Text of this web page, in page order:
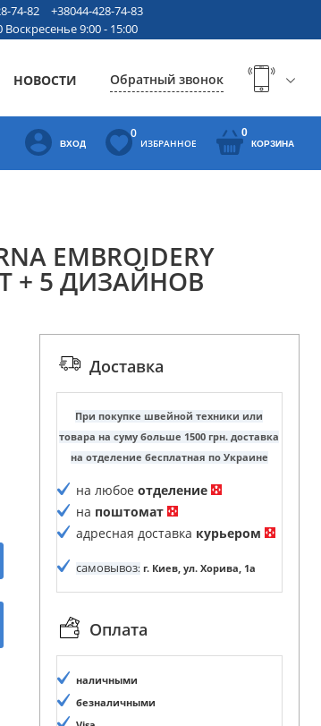
74-82
+38044-428-74-83
9:00 - 15:00
НОВОСТИ Обратный звонок
ВХОД
0
ИЗБРАННОЕ
0
КОРЗИНА
EMBROIDERY
+ 5 ДИЗАЙНОВ
Доставка
При покупке швейной техники или
товара на суму больше 1500 грн. доставка
на отделение бесплатная по Украине
на любое отделение
на поштомат
адресная доставка курьером
самовывоз: г. Киев, ул. Хорива, 1а
Оплата
наличными
безналичными